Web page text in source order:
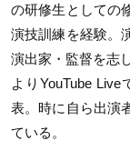
の研修生としての
演技訓練を経験。
演出家・監督を志
よりYouTube
表。時に自ら出演
ている。